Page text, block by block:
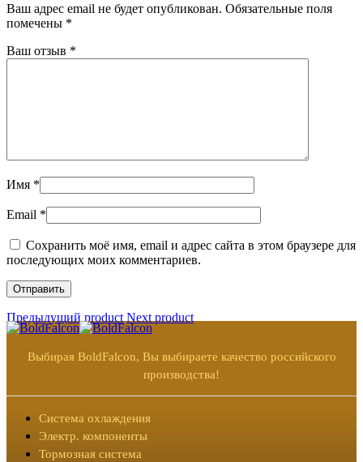
Ваш адрес email не будет опубликован. Обязательные поля
помечены *
Ваш отзыв *
Имя *
Email *
Сохранить моё имя, email и адрес сайта в этом браузере для
последующих моих комментариев.
Предыдущий product Next product
Выбирая BoldFalcon, Вы выбираете качество российского
производства!
Система охлаждения
Электр. компоненты
Тормозная система